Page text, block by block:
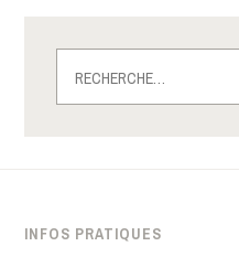
INFOS PRATIQUES